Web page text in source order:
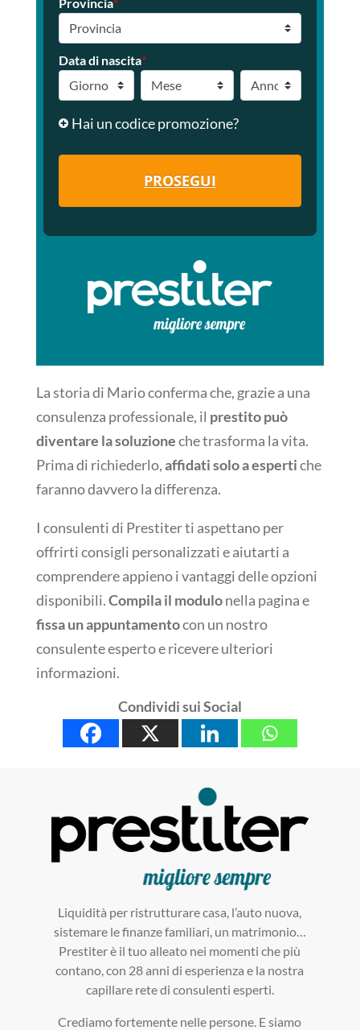
Data di nascita*
Hai un codice promozione?
PROSEGUI
La storia di Mario conferma che, grazie a una
consulenza professionale, il prestito può
diventare la soluzioneche trasforma la vita.
Prima di richiederlo,affidati solo a espertiche
faranno davvero la differenza.
I consulenti di Prestiter ti aspettano per
offrirti consigli personalizzati e aiutarti a
comprendere appieno i vantaggi delle opzioni
disponibili.Compila il modulonella pagina e
fissa un appuntamentocon un nostro
consulente esperto e ricevere ulteriori
informazioni.
Condividi sui Social
Liquidità per ristrutturare casa, l’auto nuova,
sistemare le finanze familiari, un matrimonio…
Prestiter è il tuo alleato nei momenti che più
contano, con 28 anni di esperienza e la nostra
capillare rete di consulenti esperti.
Crediamo fortemente nelle persone. E siamo